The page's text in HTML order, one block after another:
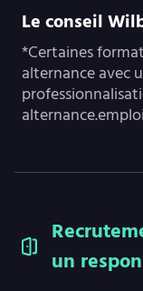
Le conseil
*Certaines
alternance avec
un